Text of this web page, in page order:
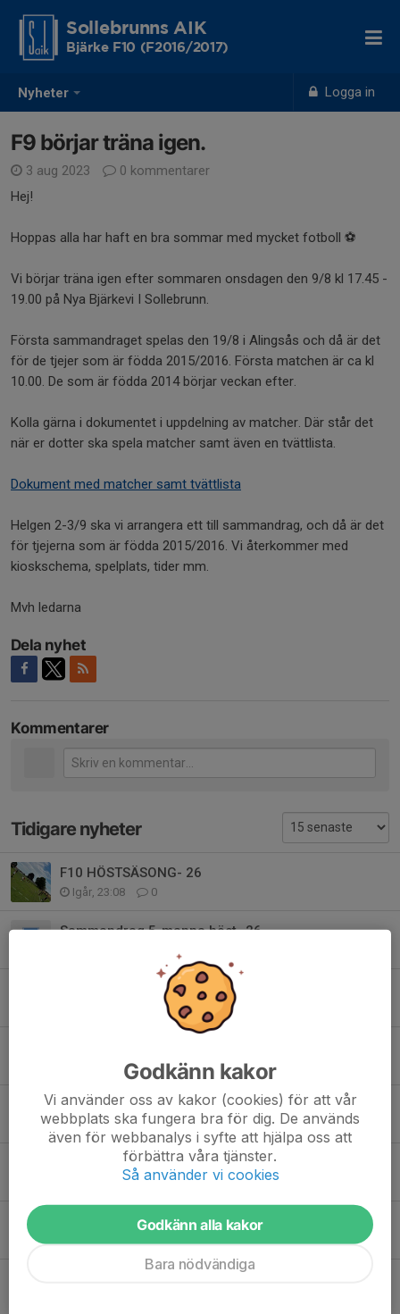
Nyheter Logga in
Sollebrunns AIK
Bjärke F10 (F2016/2017)
F9 börjar träna igen.
3 aug 2023
0 kommentarer
Hej!
Hoppas alla har haft en bra sommar med mycket fotboll ⚽️
Vi börjar träna igen efter sommaren onsdagen den 9/8 kl 17.45 -
19.00 på Nya Bjärkevi I Sollebrunn.
Första sammandraget spelas den 19/8 i Alingsås och då är det
för de tjejer som är födda 2015/2016. Första matchen är ca kl
10.00. De som är födda 2014 börjar veckan efter.
Kolla gärna i dokumentet i uppdelning av matcher. Där står det
när er dotter ska spela matcher samt även en tvättlista.
Dokument med matcher samt tvättlista
Helgen 2-3/9 ska vi arrangera ett till sammandrag, och då är det
för tjejerna som är födda 2015/2016. Vi återkommer med
kioskschema, spelplats, tider mm.
Mvh ledarna
Dela nyhet
Kommentarer
Tidigare nyheter
F10 HÖSTSÄSONG- 26
Igår, 23:08 0
Sammandrag 5-manna höst -26
Tränings(match) + grill
18 maj, 12:05 0
Nya träningsytor
29 apr, 12:45 0
Tvätt- och kioskschema F10 2026
27 apr, 10:48 0
Godkänn kakor
Vi använder oss av kakor (cookies) för att vår
webbplats ska fungera bra för dig. De används
även för webbanalys i syfte att hjälpa oss att
förbättra våra tjänster.
Så använder vi cookies
Godkänn alla kakor
Bara nödvändiga